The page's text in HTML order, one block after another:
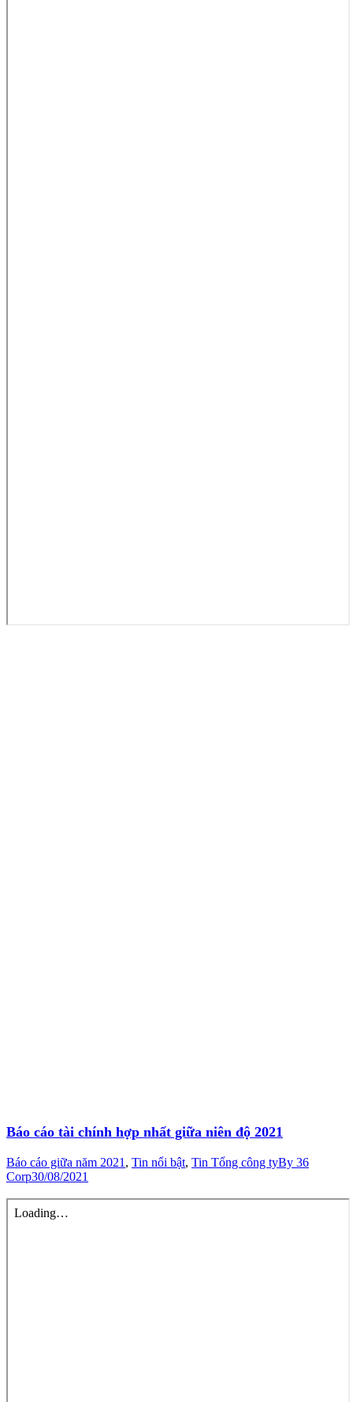
Báo cáo tài chính hợp nhất giữa niên độ 2021
Báo cáo giữa năm 2021 , Tin nổi bật, Tin Tổng công tyBy 36
Corp30/08/2021